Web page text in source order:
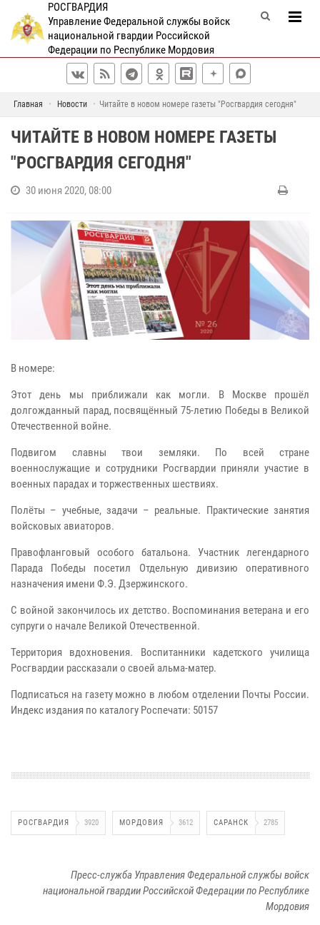
РОСГВАРДИЯ
Управление Федеральной службы войск
национальной гвардии Российской
Федерации по Республике Мордовия
Главная Новости Читайте в новом номере газеты "Росгвардия сегодня"
ЧИТАЙТЕ В НОВОМ НОМЕРЕ ГАЗЕТЫ
"РОСГВАРДИЯ СЕГОДНЯ"
30 июня 2020, 08:00
В номере:
Этот день мы приближали как могли. В Москве прошёл
долгожданный парад, посвящённый 75-летию Победы в Великой
Отечественной войне.
Подвигом славны твои земляки. По всей стране
военнослужащие и сотрудники Росгвардии приняли участие в
военных парадах и торжественных шествиях.
Полёты – учебные, задачи – реальные. Практические занятия
войсковых авиаторов.
Правофланговый особого батальона. Участник легендарного
Парада Победы посетил Отдельную дивизию оперативного
назначения имени Ф.Э. Дзержинского.
С войной закончилось их детство. Воспоминания ветерана и его
супруги о начале Великой Отечественной.
Территория вдохновения. Воспитанники кадетского училища
Росгвардии рассказали о своей альма-матер.
Подписаться на газету можно в любом отделении Почты России.
Индекс издания по каталогу Роспечати: 50157
РОСГВАРДИЯ 3920 МОРДОВИЯ 3612 САРАНСК 2785
Пресс-служба Управления Федеральной службы войск
национальной гвардии Российской Федерации по Республике
Мордовия